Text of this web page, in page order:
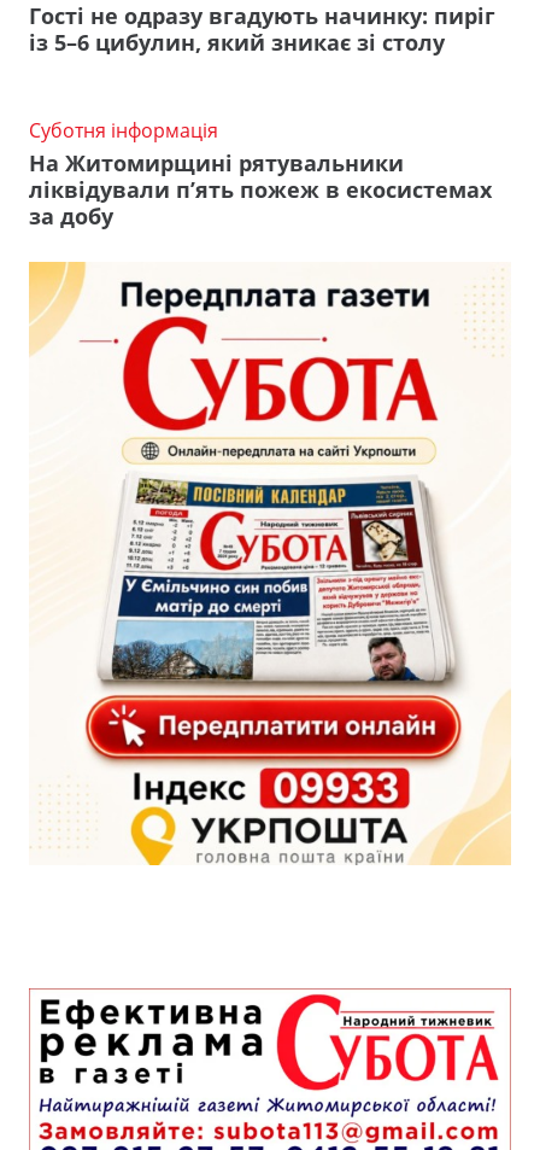
Гості не одразу вгадують начинку: пиріг
із 5–6 цибулин, який зникає зі столу
Суботня інформація
На Житомирщині рятувальники
ліквідували п’ять пожеж в екосистемах
за добу